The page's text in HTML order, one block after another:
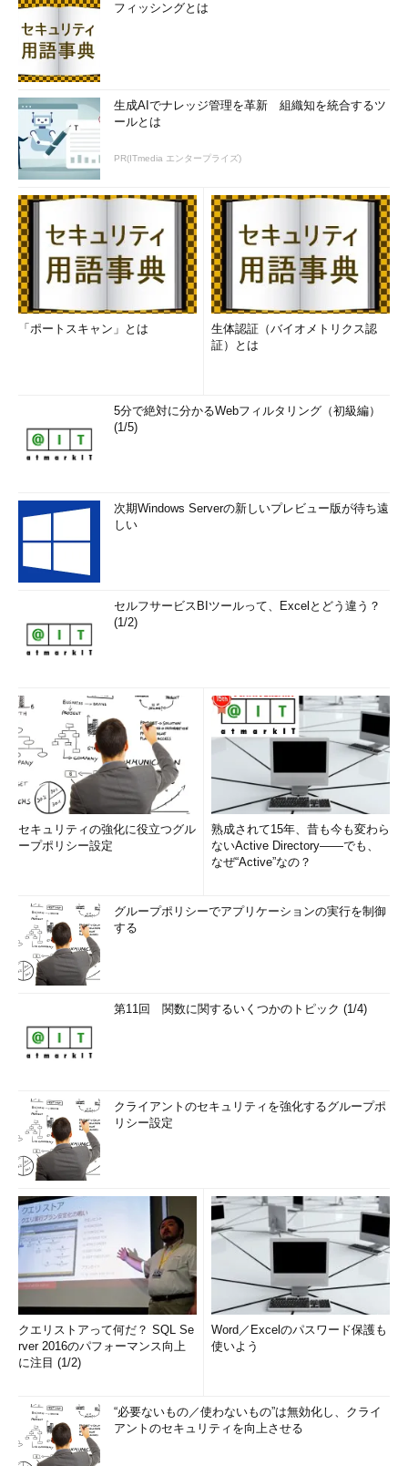
フィッシングとは
生成AIでナレッジ管理を革新 組織知を統合するツ
ールとは
PR(ITmedia エンタープライズ)
「ポートスキャン」とは
生体認証（バイオメトリクス認
証）とは
5分で絶対に分かるWebフィルタリング（初級編）
(1/5)
次期Windows Serverの新しいプレビュー版が待ち遠
しい
セルフサービスBIツールって、Excelとどう違う？
(1/2)
セキュリティの強化に役立つグル
ープポリシー設定
熟成されて15年、昔も今も変わら
ないActive Directory――でも、
なぜ“Active”なの？
グループポリシーでアプリケーションの実行を制御
する
第11回 関数に関するいくつかのトピック (1/4)
クライアントのセキュリティを強化するグループポ
リシー設定
クエリストアって何だ？ SQL Se
rver 2016のパフォーマンス向上
に注目 (1/2)
Word／Excelのパスワード保護も
使いよう
“必要ないもの／使わないもの”は無効化し、クライ
アントのセキュリティを向上させる